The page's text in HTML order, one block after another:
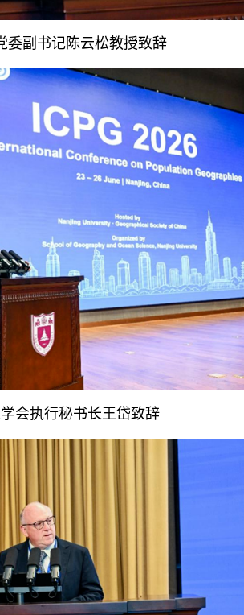
委副书记陈云松教授致辞
会执行秘书长王岱致辞